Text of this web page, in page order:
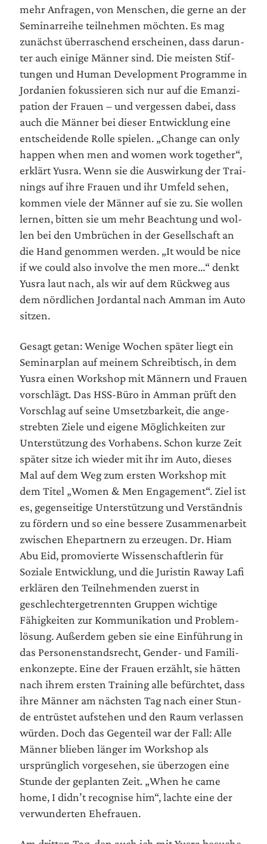
mehr Anfra­gen, von Men­schen, die ger­ne an der
Semi­nar­rei­he teil­neh­men möch­ten. Es mag
zunächst über­ra­schend erschei­nen, dass dar­un­
ter auch eini­ge Män­ner sind. Die meis­ten Stif­
tun­gen und Human Deve­lo­p­ment Pro­gram­me in
Jor­da­ni­en fokus­sie­ren sich nur auf die Eman­zi­
pa­ti­on der Frau­en – und ver­ges­sen dabei, dass
auch die Män­ner bei die­ser Ent­wick­lung eine
ent­schei­den­de Rol­le spie­len. „Chan­ge can only
hap­pen when men and women work tog­e­ther“,
erklärt Yus­ra. Wenn sie die Aus­wir­kung der Trai­
nings auf ihre Frau­en und ihr Umfeld sehen,
kom­men vie­le der Män­ner auf sie zu. Sie wol­len
ler­nen, bit­ten sie um mehr Beach­tung und wol­
len bei den Umbrü­chen in der Gesell­schaft an
die Hand genom­men wer­den. „It would be nice
if we could also invol­ve the men more…“ denkt
Yus­ra laut nach, als wir auf dem Rück­weg aus
dem nörd­li­chen Jor­dan­tal nach Amman im Auto
sitzen.
Gesagt getan: Weni­ge Wochen spä­ter liegt ein
Semi­nar­plan auf mei­nem Schreib­tisch, in dem
Yus­ra einen Work­shop mit Män­nern und Frau­en
vor­schlägt. Das HSS-Büro in Amman prüft den
Vor­schlag auf sei­ne Umsetz­bar­keit, die ange­
streb­ten Zie­le und eige­ne Mög­lich­kei­ten zur
Unter­stüt­zung des Vor­ha­bens. Schon kur­ze Zeit
spä­ter sit­ze ich wie­der mit ihr im Auto, die­ses
Mal auf dem Weg zum ers­ten Work­shop mit
dem Titel „Women & Men Enga­ge­ment“. Ziel ist
es, gegen­sei­ti­ge Unter­stüt­zung und Ver­ständ­nis
zu för­dern und so eine bes­se­re Zusam­men­ar­beit
zwi­schen Ehe­part­nern zu erzeu­gen. Dr. Hiam
Abu Eid, pro­mo­vier­te Wis­sen­schaft­le­rin für
Sozia­le Ent­wick­lung, und die Juris­tin Raway Lafi
erklä­ren den Teil­neh­men­den zuerst in
geschlech­ter­ge­trenn­ten Grup­pen wich­ti­ge
Fähig­kei­ten zur Kom­mu­ni­ka­ti­on und Pro­blem­
lö­sung. Außer­dem geben sie eine Ein­füh­rung in
das Per­so­nen­stands­recht, Gen­der- und Fami­li­
en­kon­zep­te. Eine der Frau­en erzählt, sie hät­ten
nach ihrem ers­ten Trai­ning alle befürch­tet, dass
ihre Män­ner am nächs­ten Tag nach einer Stun­
de ent­rüs­tet auf­ste­hen und den Raum ver­las­sen
wür­den. Doch das Gegen­teil war der Fall: Alle
Män­ner blie­ben län­ger im Work­shop als
ursprüng­lich vor­ge­se­hen, sie über­zo­gen eine
Stun­de der geplan­ten Zeit. „When he came
home, I did­n’t reco­g­ni­se him“, lach­te eine der
ver­wun­der­ten Ehefrauen.